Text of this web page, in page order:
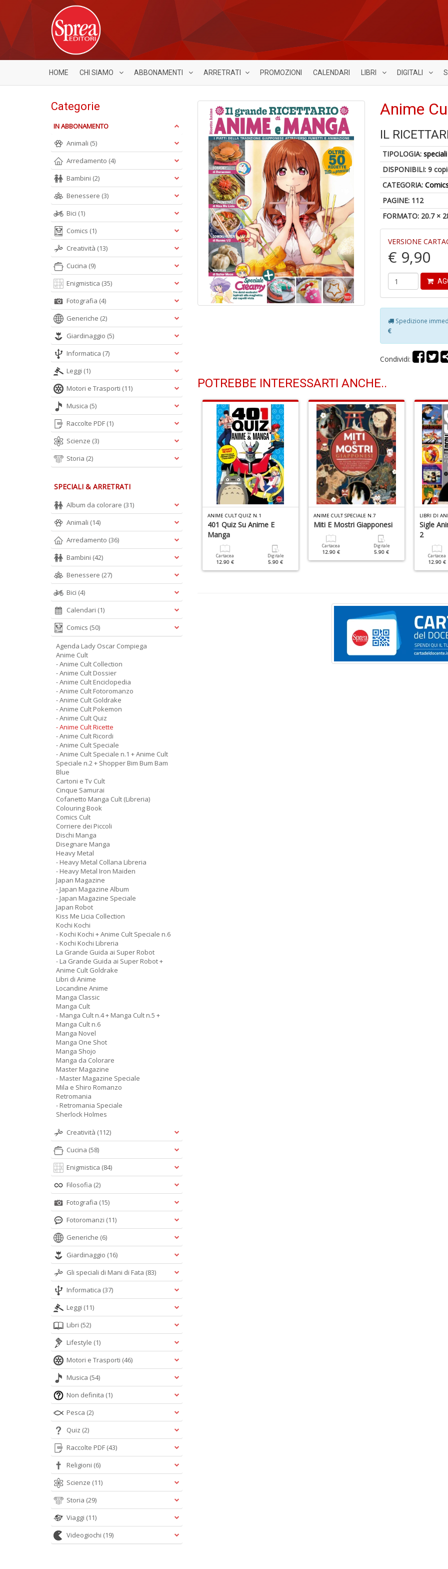
HOME CHI SIAMO ABBONAMENTI ARRETRATI PROMOZIONI CALENDARI LIBRI DIGITALI
Anime
IL
TIPOLOGIA:speciali
DISPONIBILI:9
CATEGORIA:
PAGINE: 112
FORMATO: 20.7 ×
VERSIONE
€ 9,90
Spedizione
€
Condividi:
POTREBBE INTERESSARTI ANCHE..
MANGA N.3
E Tecniche Per
Manga
Digitale
4.90 €
CARTONI E TV CULT N.1 ANIME CULT QUIZ N.1
401 Quiz Su Anime E
Manga
Cartacea
12.90 €
Digitale
5.90 €
ANIME CULT SPECIALE N.7
Miti E Mostri Giapponesi
Cartacea
12.90 €
Digitale
5.90 €
LIBRI DI
Sigle
2
Cartacea
12.90 €
Categorie
IN ABBONAMENTO
Animali (5)
Arredamento (4)
Bambini (2)
Benessere (3)
Bici (1)
Comics (1)
Creatività (13)
Cucina (9)
Enigmistica (35)
Fotografia (4)
Generiche (2)
Giardinaggio (5)
Informatica (7)
Leggi (1)
Motori e Trasporti (11)
Musica (5)
Raccolte PDF (1)
Scienze (3)
Storia (2)
SPECIALI & ARRETRATI
Album da colorare (31)
Animali (14)
Arredamento (36)
Bambini (42)
Benessere (27)
Bici (4)
Calendari (1)
Comics (50)
Agenda Lady Oscar Compiega
Anime Cult
- Anime Cult Collection
- Anime Cult Dossier
- Anime Cult Enciclopedia
- Anime Cult Fotoromanzo
- Anime Cult Goldrake
- Anime Cult Pokemon
- Anime Cult Quiz
- Anime Cult Ricette
- Anime Cult Ricordi
- Anime Cult Speciale
- Anime Cult Speciale n.1 + Anime Cult
Speciale n.2 + Shopper Bim Bum Bam
Blue
Cartoni e Tv Cult
Cinque Samurai
Cofanetto Manga Cult (Libreria)
Colouring Book
Comics Cult
Corriere dei Piccoli
Dischi Manga
Disegnare Manga
Heavy Metal
- Heavy Metal Collana Libreria
- Heavy Metal Iron Maiden
Japan Magazine
- Japan Magazine Album
- Japan Magazine Speciale
Japan Robot
Kiss Me Licia Collection
Kochi Kochi
- Kochi Kochi + Anime Cult Speciale n.6
- Kochi Kochi Libreria
La Grande Guida ai Super Robot
- La Grande Guida ai Super Robot +
Anime Cult Goldrake
Libri di Anime
Locandine Anime
Manga Classic
Manga Cult
- Manga Cult n.4 + Manga Cult n.5 +
Manga Cult n.6
Manga Novel
Manga One Shot
Manga Shojo
Manga da Colorare
Master Magazine
- Master Magazine Speciale
Mila e Shiro Romanzo
Retromania
- Retromania Speciale
Sherlock Holmes
Creatività (112)
Cucina (58)
Enigmistica (84)
Filosofia (2)
Fotografia (15)
Fotoromanzi (11)
Generiche (6)
Giardinaggio (16)
Gli speciali di Mani di Fata (83)
Informatica (37)
Leggi (11)
Libri (52)
Lifestyle (1)
Motori e Trasporti (46)
Musica (54)
Non definita (1)
Pesca (2)
Quiz (2)
Raccolte PDF (43)
Religioni (6)
Scienze (11)
Storia (29)
Viaggi (11)
Videogiochi (19)